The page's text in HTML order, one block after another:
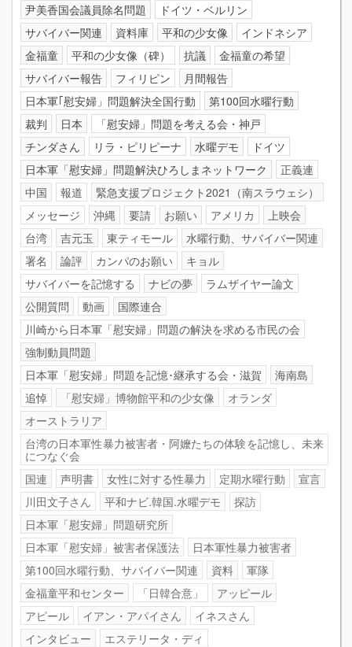
尹美香国会議員除名問題
ドイツ・ベルリン
サバイバー関連
資料庫 平和の少女像
インドネシア
金福童
平和の少女像（碑） 抗議
金福童の希望
サバイバー報告
フィリピン
月間報告
日本軍｢慰安婦」問題解決全国行動
第100回水曜行動
裁判
日本
「慰安婦」問題を考える会・神戸
チンダさん
リラ・ピリピーナ 水曜デモ
ドイツ
日本軍「慰安婦」問題解決ひろしまネットワーク
正義連
中国
報道
緊急支援プロジェクト2021（南スラウェシ）
メッセージ
沖縄 要請 お願い アメリカ
上映会
台湾
吉元玉 東ティモール
水曜行動、サバイバー関連
署名
論評 カンパのお願い
キョル
サバイバーを記憶する
ナビの夢
ラムザイヤー論文
公開質問
動画
国際連合
川崎から日本軍「慰安婦」問題の解決を求める市民の会
強制動員問題
日本軍「慰安婦」問題を記憶･継承する会・滋賀
海南島
追悼
「慰安婦」博物館平和の少女像
オランダ
オーストラリア
台湾の日本軍性暴力被害者・阿嬤たちの体験を記憶し、未来
につなぐ会
国連
声明書 女性に対する性暴力 定期水曜行動
宣言
川田文子さん
平和ナビ.韓国.水曜デモ
探訪
日本軍「慰安婦」問題研究所
日本軍「慰安婦」被害者保護法
日本軍性暴力被害者
第100回水曜行動、サバイバー関連
資料
軍隊
金福童平和センター
「日韓合意」
アッピール
アピール
イアン・アパイさん
イネスさん
インタビュー
エステリータ・ディ